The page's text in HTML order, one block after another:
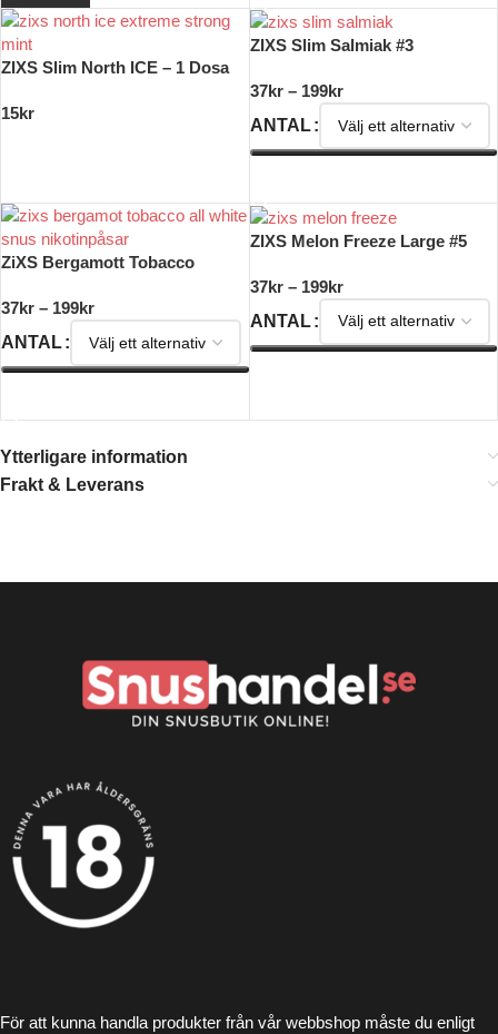
ZIXS Slim North ICE – 1 Dosa
15kr
ZIXS Slim Salmiak #3
37kr – 199kr
ANTAL
ZiXS Bergamott Tobacco
37kr – 199kr
ANTAL
ZIXS Melon Freeze Large #5
37kr – 199kr
ANTAL
Ytterligare information
Frakt & Leverans
För att kunna handla produkter från vår webbshop måste du enligt